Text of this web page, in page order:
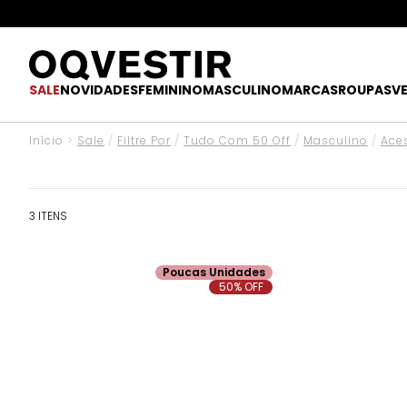
SALENOVIDADESFEMININOMASCULINOMARCASROUPAS
Início > Sale / Filtre Por / Tudo Com 50 Off / Masculino /
3 ITENS
Poucas Unidades
50% OFF